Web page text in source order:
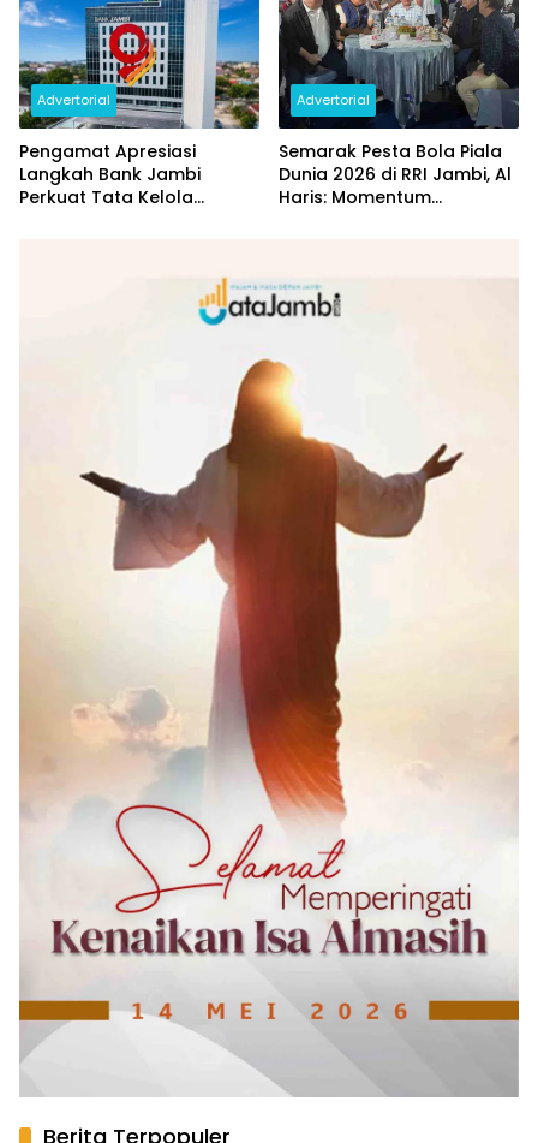
Advertorial
Pengamat Apresiasi
Langkah Bank Jambi
Perkuat Tata Kelola
Advertorial
Semarak Pesta Bola Piala
Dunia 2026 di RRI Jambi, Al
Haris: Momentum
Berita Terpopuler